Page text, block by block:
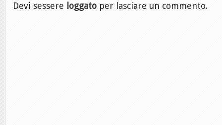
Devi sessere loggato per lasciare un commento.